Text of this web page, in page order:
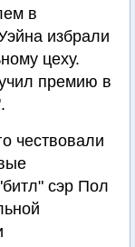
в
избрали
цеху.
премию в
чествовали
сэр Пол